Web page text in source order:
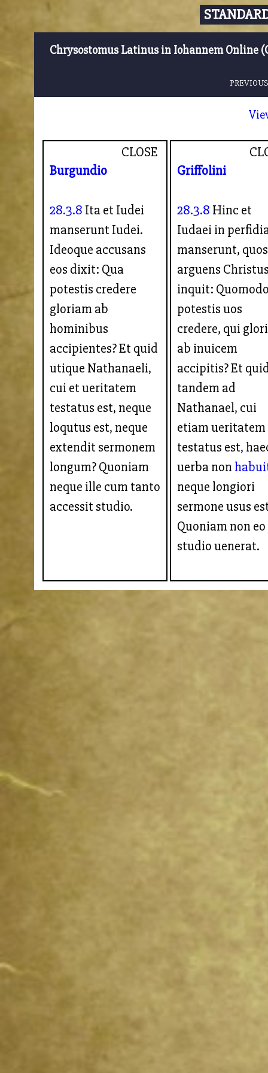
Chrysostomus Latinus in Iohannem Online
CLOSE
Burgundio
28.3.8 Ita et Iudei
manserunt Iudei.
Ideoque accusans
eos dixit: Qua
potestis credere
gloriam ab
hominibus
accipientes? Et quid
utique Nathanaeli,
cui et ueritatem
testatus est, neque
loqutus est, neque
extendit sermonem
longum? Quoniam
neque ille cum tanto
accessit studio.
Griffolini
28.3.8 Hinc et
Iudaei in
manserunt, quos
arguens
inquit:
potestis uos
credere, qui
ab inuicem
accipitis? Et
tandem ad
Nathanael, cui
etiam ueritatem
testatus est,
uerba non
neque longiori
sermone usus
Quoniam non eo
studio uenerat.